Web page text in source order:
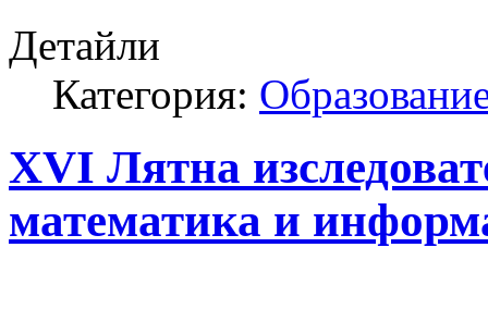
Детайли
Категория:
XVI Лятна
математика и